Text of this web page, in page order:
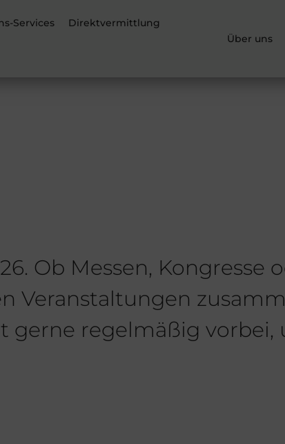
Services Direktvermittlung
Über uns
Ob Messen, Kongresse
Veranstaltungen
gerne regelmäßig